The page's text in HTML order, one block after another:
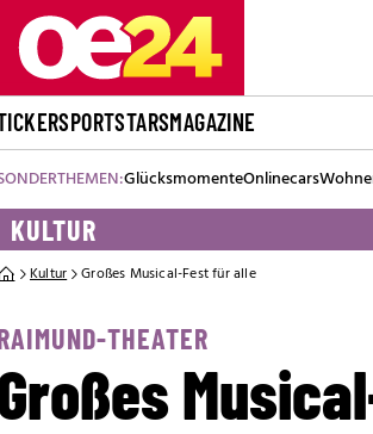
SPORTSTARSMAGAZINE
GlücksmomenteOnlinecars
KULTUR
Kultur Großes Musical-Fest für alle
THEATER